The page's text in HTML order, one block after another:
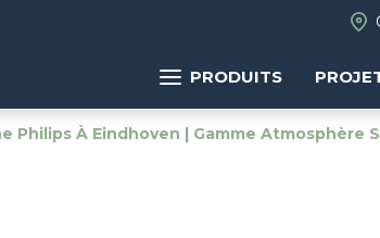
PRODUITS
Philips À Eindhoven | Gamme Atmosphère